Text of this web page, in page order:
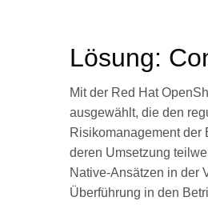
Lösung:
Mit der Red Hat
ausgewählt, die den
Risikomanagement der
deren Umsetzung
Native-Ansätzen in der
Überführung in den